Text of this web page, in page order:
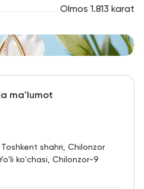
Olmos 1.813 karat
ma'lumot
shahri, Chilonzor
ko'chasi, Chilonzor-9